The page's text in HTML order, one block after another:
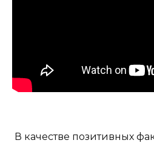
В качестве позитивных